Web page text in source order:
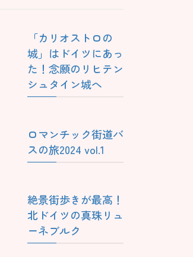
「カリオストロの
城」はドイツにあっ
た！念願のリヒテン
シュタイン城へ
ロマンチック街道バ
スの旅2024 vol.1
絶景街歩きが最高！
北ドイツの真珠リュ
ーネブルク